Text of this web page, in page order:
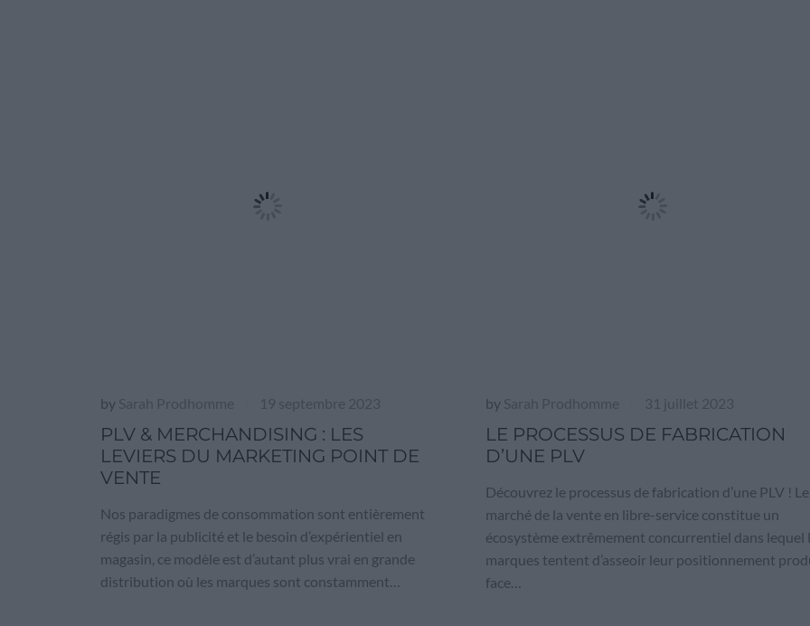
by Sarah Prodhomme 19 septembre 2023
PLV & MERCHANDISING : LES
LEVIERS DU MARKETING POINT DE
VENTE
Nos paradigmes de consommation sont entièrement
régis par la publicité et le besoin d’expérientiel en
magasin, ce modèle est d’autant plus vrai en grande
distribution où les marques sont constamment…
by Sarah Prodhomme 31 juillet 2023
LE PROCESSUS DE FABRICATION
D’UNE PLV
Découvrez le processus de fabrication d’une PLV ! Le
marché de la vente en libre-service constitue un
écosystème extrêmement concurrentiel dans lequel
marques tentent d’asseoir leur positionnement
face…